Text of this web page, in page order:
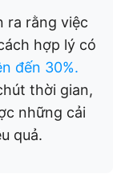
ra rằng việc
hợp lý có
đến 30%.
thời gian,
những cải
quả.